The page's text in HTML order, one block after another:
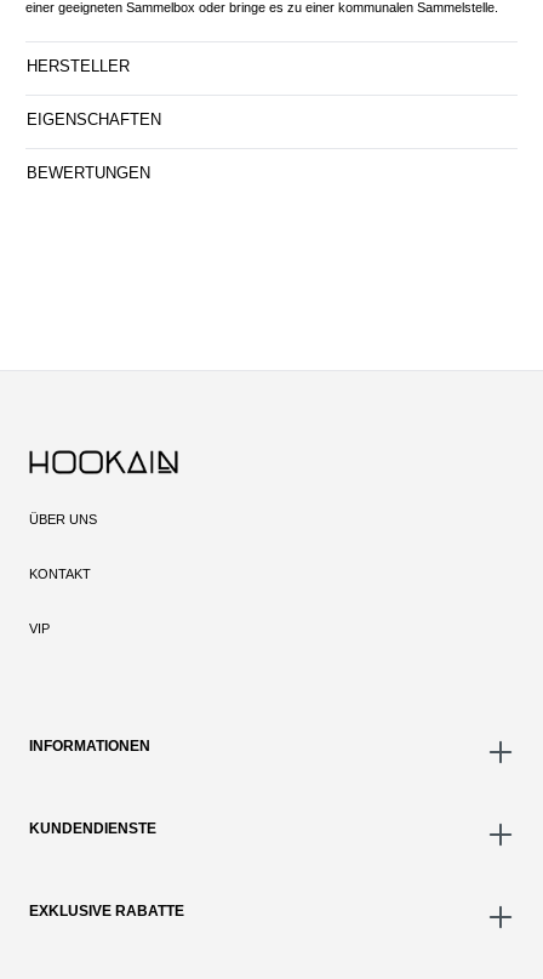
einer geeigneten Sammelbox oder bringe es zu einer kommunalen Sammelstelle.
HERSTELLER
EIGENSCHAFTEN
BEWERTUNGEN
ÜBER UNS
KONTAKT
VIP
INFORMATIONEN
KUNDENDIENSTE
EXKLUSIVE RABATTE